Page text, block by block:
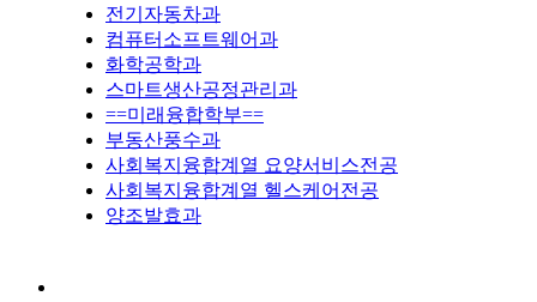
전기자동차과
컴퓨터소프트웨어과
화학공학과
스마트생산공정관리과
==미래융합학부==
부동산풍수과
사회복지융합계열 요양서비스전공
사회복지융합계열 헬스케어전공
양조발효과